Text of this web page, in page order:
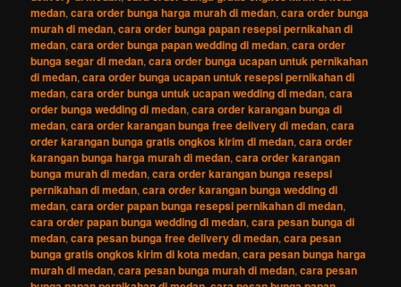
medan,cara order bunga harga murah di medan,cara order bunga
murah di medan,cara order bunga papan resepsi pernikahan di
medan,cara order bunga papan wedding di medan,cara order
bunga segar di medan,cara order bunga ucapan untuk pernikahan
di medan,cara order bunga ucapan untuk resepsi pernikahan di
medan,cara order bunga untuk ucapan wedding di medan,cara
order bunga wedding di medan,cara order karangan bunga di
medan,cara order karangan bunga free delivery di medan,cara
order karangan bunga gratis ongkos kirim di medan,cara order
karangan bunga harga murah di medan,cara order karangan
bunga murah di medan,cara order karangan bunga resepsi
pernikahan di medan,cara order karangan bunga wedding di
medan,cara order papan bunga resepsi pernikahan di medan,
cara order papan bunga wedding di medan,cara pesan bunga di
medan,cara pesan bunga free delivery di medan,cara pesan
bunga gratis ongkos kirim di kota medan,cara pesan bunga harga
murah di medan,cara pesan bunga murah di medan,cara pesan